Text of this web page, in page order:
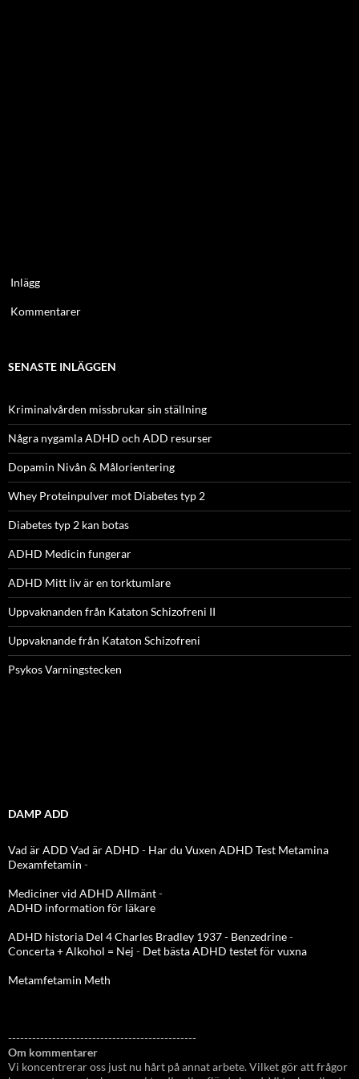
Inlägg
Kommentarer
SENASTE INLÄGGEN
Kriminalvården missbrukar sin ställning
Några nygamla ADHD och ADD resurser
Dopamin Nivån & Målorientering
Whey Proteinpulver mot Diabetes typ 2
Diabetes typ 2 kan botas
ADHD Medicin fungerar
ADHD Mitt liv är en torktumlare
Uppvaknanden från Kataton Schizofreni II
Uppvaknande från Kataton Schizofreni
Psykos Varningstecken
DAMP ADD
Vad är ADD Vad är ADHD - Har du Vuxen ADHD Test Metamina
Dexamfetamin -
Mediciner vid ADHD Allmänt-
ADHD information för läkare
ADHD historia Del 4 Charles Bradley 1937 - Benzedrine-
Concerta + Alkohol = Nej - Det bästa ADHD testet för vuxna
Metamfetamin Meth
-----------------------------------------------
Om kommentarer
Vi koncentrerar oss just nu hårt på annat arbete. Vilket gör att frågor